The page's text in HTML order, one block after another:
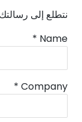
نتطلع إلى
C
n
a
Name
*
Company
*